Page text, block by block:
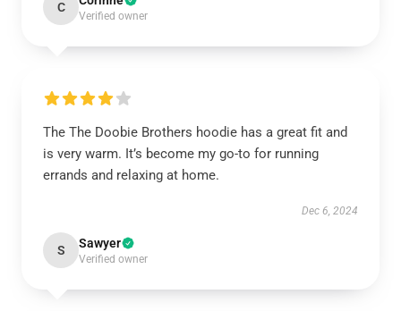
C
Verified owner
The The Doobie Brothers hoodie has a great fit and
is very warm. It’s become my go-to for running
errands and relaxing at home.
Dec 6, 2024
S Sawyer
Verified owner